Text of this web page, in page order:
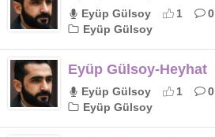
Eyüp Gülsoy 1 0
Eyüp Gülsoy
Eyüp Gülsoy-Heyhat
Eyüp Gülsoy 1 0
Eyüp Gülsoy